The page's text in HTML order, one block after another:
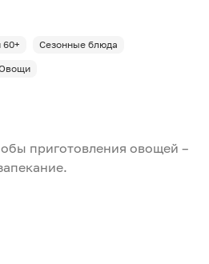
60+
Сезонные блюда
приготовления овощей –